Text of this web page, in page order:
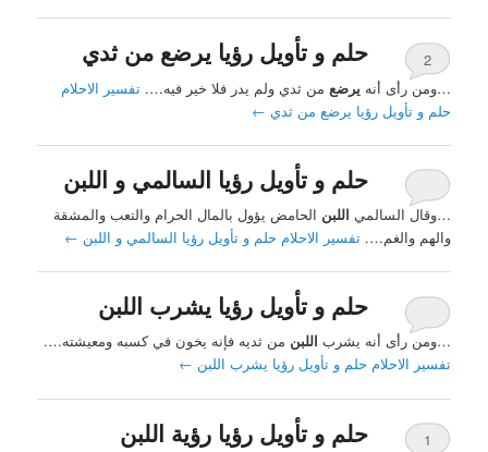
حلم و تأويل رؤيا يرضع من ثدي
2
…ومن رأى أنه يرضع من ثدي ولم يدر فلا خير فيه….تفسير الاحلام
حلم و تأويل رؤيا يرضع من ثدي ←
حلم و تأويل رؤيا السالمي و اللبن
…وقال السالمي اللبن الحامض يؤول بالمال الحرام والتعب والمشقة
والهم والغم….تفسير الاحلام حلم و تأويل رؤيا السالمي و اللبن ←
حلم و تأويل رؤيا يشرب اللبن
…ومن رأى أنه يشرب اللبن من ثديه فإنه يخون في كسبه ومعيشته….
تفسير الاحلام حلم و تأويل رؤيا يشرب اللبن ←
حلم و تأويل رؤيا رؤية اللبن
1